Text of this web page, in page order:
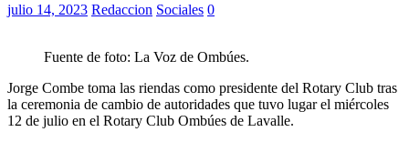
julio 14, 2023 Redaccion Sociales 0
Fuente de foto: La Voz de Ombúes.
Jorge Combe toma las riendas como presidente del Rotary Club tras
la ceremonia de cambio de autoridades que tuvo lugar el miércoles
12 de julio en el Rotary Club Ombúes de Lavalle.